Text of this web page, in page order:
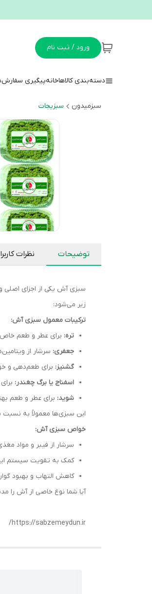
ورود / ثبت نام
دسته‌بندی کالاهاخانهپیگیری سفارش
سبزمیدون سبزیجات
توضیحات نظرات
سبزی آش یکی از اجزای
زیر می‌شود:
ترکیبات معمول سبزی آش:
تره: برای عطر و طعم
جعفری: سرشار از
گشنیز: برای طعم‌دهی و
اسفناج یا برگ چغندر:
شوید: برای عطر و طعم
این سبزی‌ها معمولاً به
خواص سبزی آش:
سرشار از فیبر و مواد
کمک به تقویت سیستم
کاهش التهاب و بهبود
آیا شما نوع خاصی از آش را
https://sabzemeydun.ir/